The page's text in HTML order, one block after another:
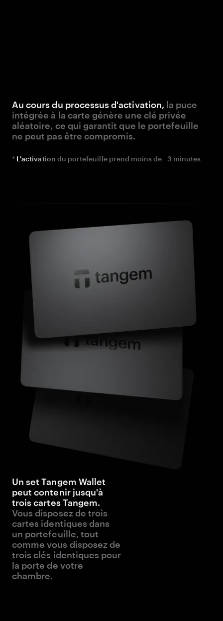
Au cours du processus d'activation, la puce
intégrée à la carte génère une clé privée
aléatoire, ce qui garantit que le portefeuille
ne peut pas être compromis.
L'activation du portefeuille prend moins de 3 minutes
Un set Tangem Wallet
peut contenir jusqu'à
trois cartes Tangem.
Vous disposez de trois
cartes identiques dans
un portefeuille, tout
comme vous disposez de
trois clés identiques pour
la porte de votre
chambre.